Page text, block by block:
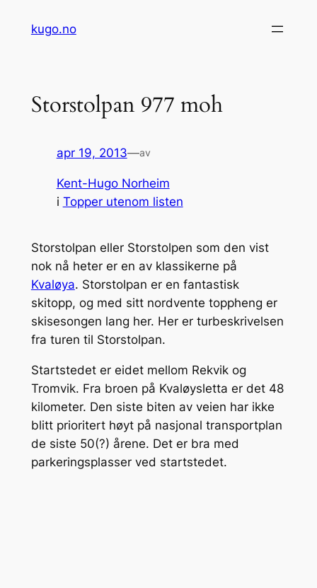
kugo.no
Storstolpan 977 moh
apr 19, 2013—av
Kent-Hugo Norheim
i Topper utenom listen
Storstolpan eller Storstolpen som den vist
nok nå heter er en av klassikerne på
Kvaløya. Storstolpan er en fantastisk
skitopp, og med sitt nordvente toppheng er
skisesongen lang her. Her er turbeskrivelsen
fra turen til Storstolpan.
Startstedet er eidet mellom Rekvik og
Tromvik. Fra broen på Kvaløysletta er det 48
kilometer. Den siste biten av veien har ikke
blitt prioritert høyt på nasjonal transportplan
de siste 50(?) årene. Det er bra med
parkeringsplasser ved startstedet.